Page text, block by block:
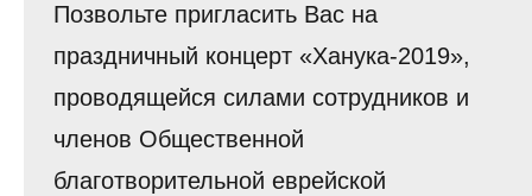
Позвольте пригласить Вас на
праздничный концерт «Ханука-2019»,
проводящейся силами сотрудников и
членов Общественной
благотворительной еврейской